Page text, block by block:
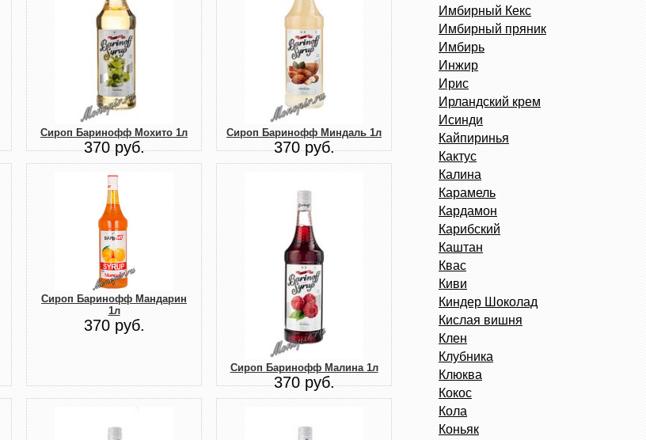
Сироп Баринофф Мохито 1л
370 руб.
Сироп Баринофф Миндаль 1л
370 руб.
Сироп Баринофф Мандарин
1л
370 руб.
Сироп Баринофф Малина 1л
370 руб.
Имбирный Кекс
Имбирный пряник
Имбирь
Инжир
Ирис
Ирландский крем
Исинди
Кайпиринья
Кактус
Калина
Карамель
Кардамон
Карибский
Каштан
Квас
Киви
Киндер Шоколад
Кислая вишня
Клен
Клубника
Клюква
Кокос
Кола
Коньяк